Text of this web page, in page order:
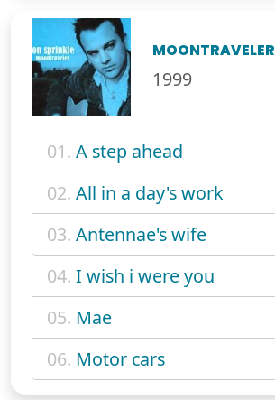
MOONTRAVELER
1999
01. A step ahead
02. All in a day's work
03. Antennae's wife
04. I wish i were you
05. Mae
06. Motor cars